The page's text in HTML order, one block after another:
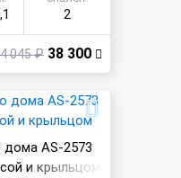
2
045 ₽ 38 300
дома AS-2573
и крыльцом